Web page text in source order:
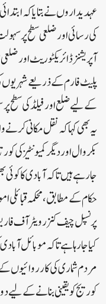
عہدیداروں نے بتایا کہ
کی رسائی اور ضلعی سطح پر
آپریشنز ڈائریکٹوریٹ اور
پلیٹ فارم کے ذریعے شہریوں
کے لیے ضلع اور فیلڈ کی سطح
یہ بھی کہا کہ نقل مکانی کرنے
بکروال اور دیگر کمیونٹیز کی
جا رہے ہیں تاکہ آبادی کا
حکام کے مطابق، محکمہ قبائلی
پرنسپل چیف کنزرویٹر آف
کیا جا رہا ہے تاکہ موبائل
مردم شماری کی کارروائیوں
کوریج کو یقینی بنانے کے لیے